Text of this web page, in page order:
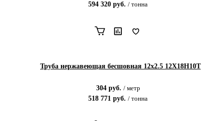
594 320 руб. / тонна
Труба нержавеющая бесшовная 12х2.5 12Х18Н10Т
304руб. / метр
518 771 руб. / тонна